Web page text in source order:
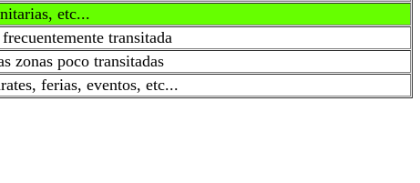
etc...
transitada
zonas poco transitadas
ferias, eventos, etc...